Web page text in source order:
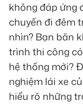
không đáp ứng
chuyến đi đêm
nhìn? Bạn băn
trình thi công
hệ thống mới?
nghiệm lái xe
hiểu rõ những